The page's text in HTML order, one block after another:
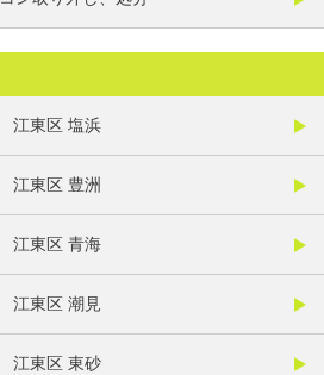
江東区 塩浜
江東区 豊洲
江東区 青海
江東区 潮見
江東区 東砂